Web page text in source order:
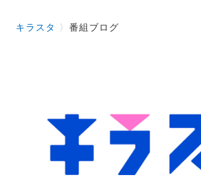
キラスタ 〉番組ブログ